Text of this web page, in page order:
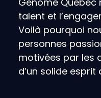
talent et
Voilà pourquoi
personnes
motivées par les
d’un solide esprit